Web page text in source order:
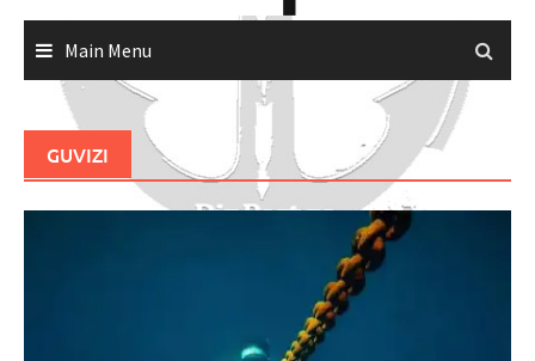
Main Menu
GUVIZI